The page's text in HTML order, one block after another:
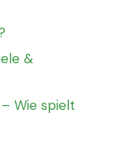
&
Wie spielt